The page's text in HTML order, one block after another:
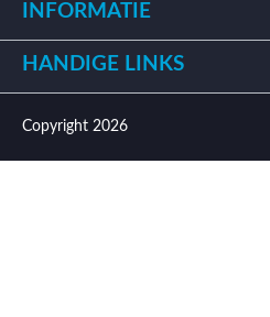
INFORMATIE
HANDIGE LINKS
Copyright 2026